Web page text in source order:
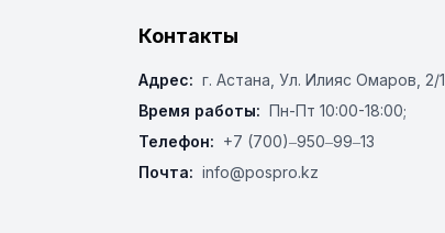
Контакты
Адрес: г. Астана, ​Ул. Илияс Омаров, 2/1
Время работы: Пн-Пт 10:00-18:00;
Телефон: +7 (700)‒950‒99‒13
Почта: info@pospro.kz